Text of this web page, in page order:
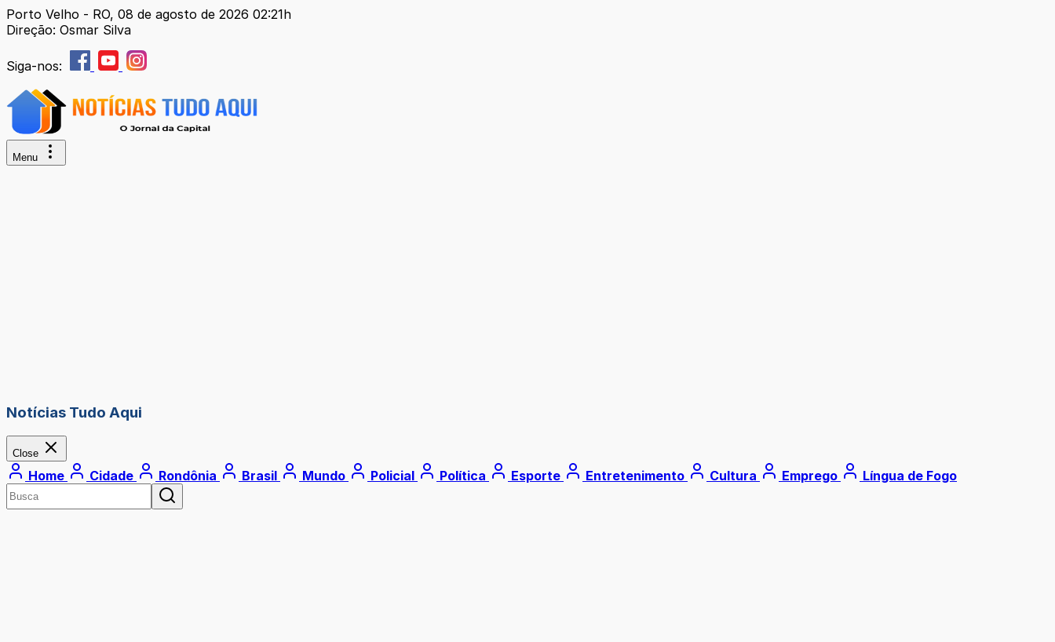
Porto Velho - RO, 08 de agosto de 2026 02:21h
Direção: Osmar Silva
Siga-nos:
Menu
Notícias Tudo Aqui
Close
Home Cidade Rondônia Brasil Mundo Policial Política Esporte Entretenimento Cultura Emprego Língua de Fogo